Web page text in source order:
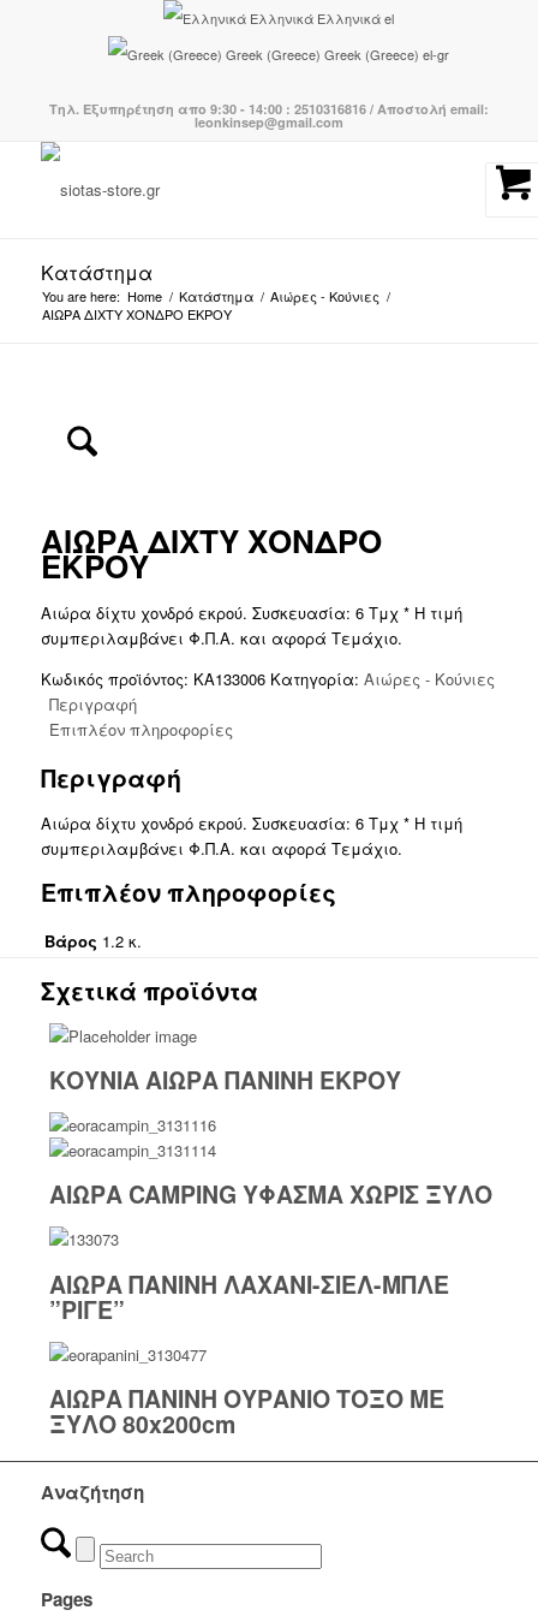
Ελληνικά Ελληνικά el
Greek (Greece) Greek (Greece) el-gr
Τηλ. Εξυπηρέτηση απο 9:30 - 14:00 : 2510316816 / Αποστολή email:
leonkinsep@gmail.com
Κατάστημα
You are here: Home / Κατάστημα / Αιώρες - Κούνιες /
ΑΙΩΡΑ ΔΙΧΤΥ ΧΟΝΔΡΟ ΕΚΡΟΥ
ΑΙΩΡΑ ΔΙΧΤΥ ΧΟΝΔΡΟ
ΕΚΡΟΥ
Αιώρα δίχτυ χονδρό εκρού. Συσκευασία: 6 Τμχ * Η τιμή
συμπεριλαμβάνει Φ.Π.Α. και αφορά Τεμάχιο.
Κωδικός προϊόντος: KA133006 Κατηγορία: Αιώρες - Κούνιες
Περιγραφή
Επιπλέον πληροφορίες
Περιγραφή
Αιώρα δίχτυ χονδρό εκρού. Συσκευασία: 6 Τμχ * Η τιμή
συμπεριλαμβάνει Φ.Π.Α. και αφορά Τεμάχιο.
Επιπλέον πληροφορίες
Βάρος 1.2 κ.
Σχετικά προϊόντα
ΚΟΥΝΙΑ ΑΙΩΡΑ ΠΑΝΙΝΗ ΕΚΡΟΥ
ΑΙΩΡΑ CAMPING ΥΦΑΣΜΑ ΧΩΡΙΣ ΞΥΛΟ
ΑΙΩΡΑ ΠΑΝΙΝΗ ΛΑΧΑΝΙ-ΣΙΕΛ-ΜΠΛΕ
”ΡΙΓΕ”
ΑΙΩΡΑ ΠΑΝΙΝΗ ΟΥΡΑΝΙΟ ΤΟΞΟ ΜΕ
ΞΥΛΟ 80x200cm
Αναζήτηση
Pages